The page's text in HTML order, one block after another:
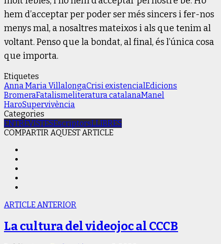
hem d’acceptar per poder ser més sincers i fer-nos
menys mal, a nosaltres mateixos i als que tenim al
voltant. Penso que la bondat, al final, és l’única cosa
que importa.
Etiquetes
Anna Maria VillalongaCrisi existencialEdicions
BromeraFatalismeliteratura catalanaManel
HaroSupervivència
Categories
ENTREVISTESEscriptorsLLIBRES
COMPARTIR AQUEST ARTICLE
ARTICLE ANTERIOR
La cultura del videojoc al CCCB